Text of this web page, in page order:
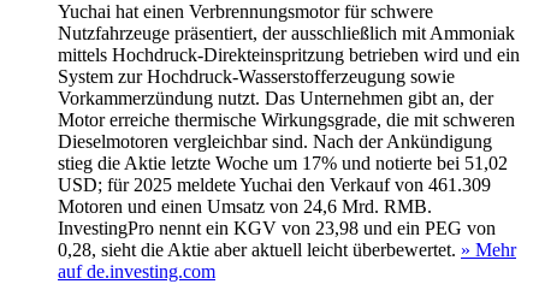
Yuchai hat einen Verbrennungsmotor für schwere
Nutzfahrzeuge präsentiert, der ausschließlich mit Ammoniak
mittels Hochdruck-Direkteinspritzung betrieben wird und ein
System zur Hochdruck-Wasserstofferzeugung sowie
Vorkammerzündung nutzt. Das Unternehmen gibt an, der
Motor erreiche thermische Wirkungsgrade, die mit schweren
Dieselmotoren vergleichbar sind. Nach der Ankündigung
stieg die Aktie letzte Woche um 17% und notierte bei 51,02
USD; für 2025 meldete Yuchai den Verkauf von 461.309
Motoren und einen Umsatz von 24,6 Mrd. RMB.
InvestingPro nennt ein KGV von 23,98 und ein PEG von
0,28, sieht die Aktie aber aktuell leicht überbewertet. » Mehr
auf de.investing.com